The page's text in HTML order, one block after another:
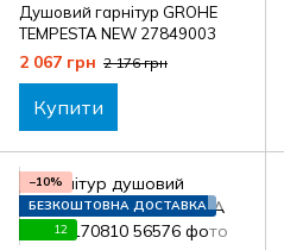
Душовий гарнітур GROHE
TEMPESTA NEW 27849003
2 067 грн 2 176 грн
Купити
−10%
БЕЗКОШТОВНА ДОСТАВКА
12